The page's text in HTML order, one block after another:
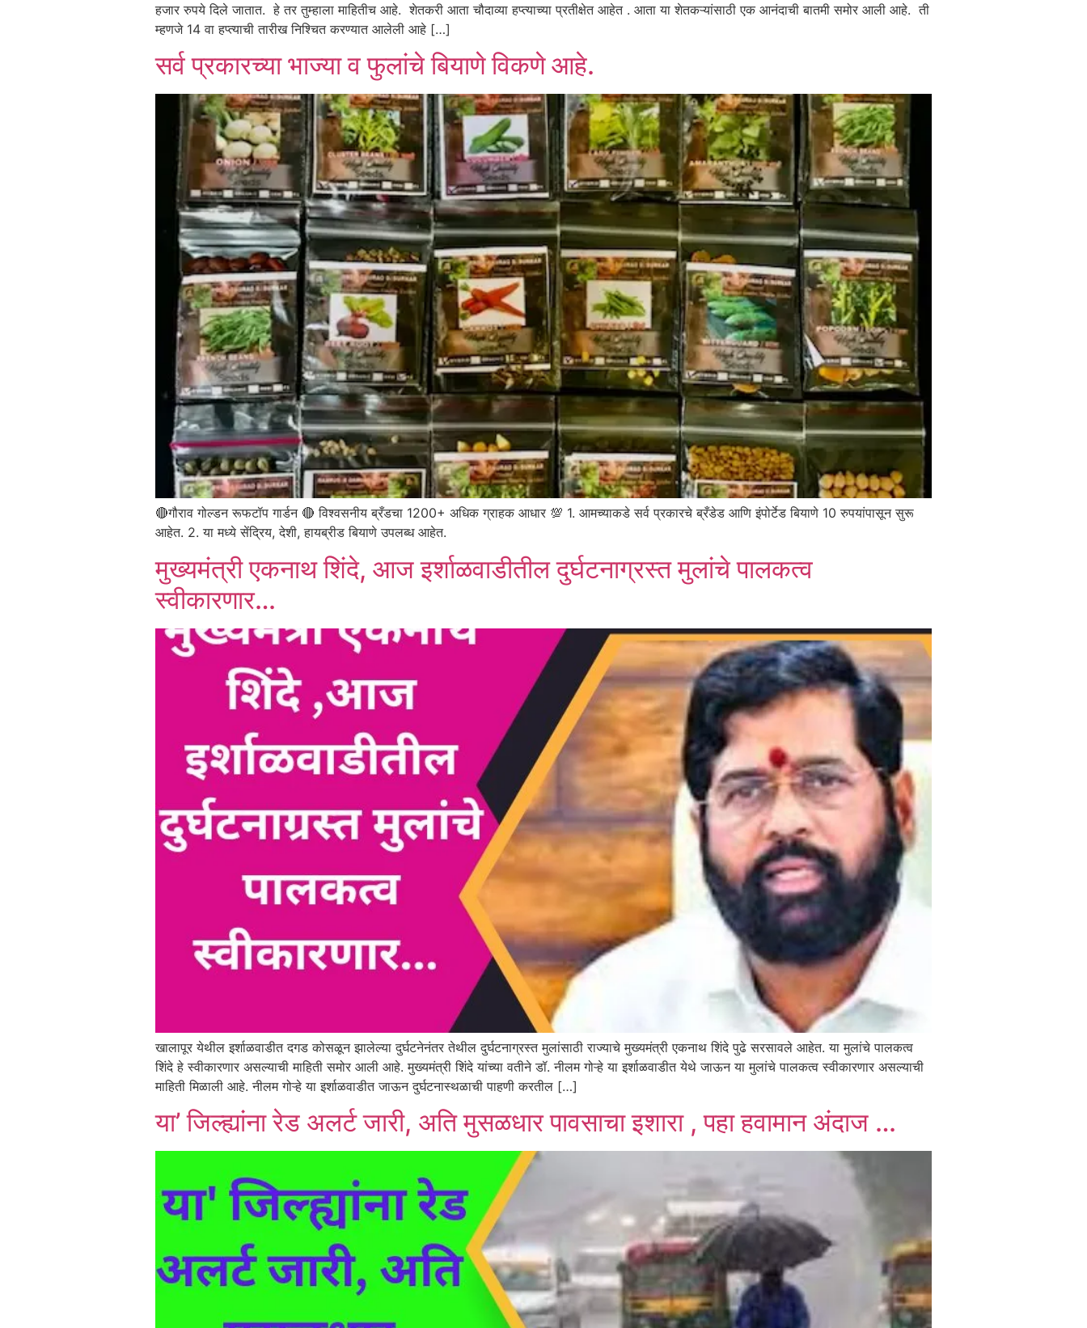
हजार रुपये दिले जातात. हे तर तुम्हाला माहितीच आहे. शेतकरी आता चौदाव्या हप्त्याच्या प्रतीक्षेत आहेत . आता या शेतकऱ्यांसाठी एक आनंदाची बातमी समोर आली आहे. ती
म्हणजे 14 वा हप्त्याची तारीख निश्चित करण्यात आलेली आहे […]
सर्व प्रकारच्या भाज्या व फुलांचे बियाणे विकणे आहे.
🔴गौराव गोल्डन रूफटॉप गार्डन 🔴 विश्वसनीय ब्रँडचा 1200+ अधिक ग्राहक आधार 💯 1. आमच्याकडे सर्व प्रकारचे ब्रँडेड आणि इंपोर्टेड बियाणे 10 रुपयांपासून सुरू
आहेत. 2. या मध्ये सेंद्रिय, देशी, हायब्रीड बियाणे उपलब्ध आहेत.
मुख्यमंत्री एकनाथ शिंदे, आज इर्शाळवाडीतील दुर्घटनाग्रस्त मुलांचे पालकत्व
स्वीकारणार…
खालापूर येथील इर्शाळवाडीत दगड कोसळून झालेल्या दुर्घटनेनंतर तेथील दुर्घटनाग्रस्त मुलांसाठी राज्याचे मुख्यमंत्री एकनाथ शिंदे पुढे सरसावले आहेत. या मुलांचे पालकत्व
शिंदे हे स्वीकारणार असल्याची माहिती समोर आली आहे. मुख्यमंत्री शिंदे यांच्या वतीने डॉ. नीलम गोऱ्हे या इर्शाळवाडीत येथे जाऊन या मुलांचे पालकत्व स्वीकारणार असल्याची
माहिती मिळाली आहे. नीलम गोऱ्हे या इर्शाळवाडीत जाऊन दुर्घटनास्थळाची पाहणी करतील […]
या’ जिल्ह्यांना रेड अलर्ट जारी, अति मुसळधार पावसाचा इशारा , पहा हवामान अंदाज …